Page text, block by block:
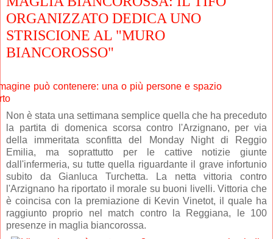
ORGANIZZATO DEDICA UNO
STRISCIONE AL "MURO
BIANCOROSSO"
Non è stata una settimana semplice quella che ha preceduto
la partita di domenica scorsa contro l'Arzignano, per via
della immeritata sconfitta del Monday Night di Reggio
Emilia, ma soprattutto per le cattive notizie giunte
dall'infermeria, su tutte quella riguardante il grave infortunio
subito da Gianluca Turchetta. La netta vittoria contro
l'Arzignano ha riportato il morale su buoni livelli. Vittoria che
è coincisa con la premiazione di Kevin Vinetot, il quale ha
raggiunto proprio nel match contro la Reggiana, le 100
presenze in maglia biancorossa.